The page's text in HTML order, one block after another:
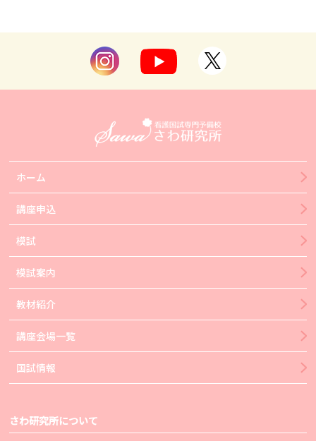
ホーム
講座申込
模試
模試案内
教材紹介
講座会場一覧
国試情報
さわ研究所について